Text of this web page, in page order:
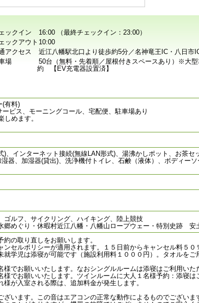
ックイン
16:00 （最終チェックイン：23:00）
ックアウト 10:00
アクセス
近江八幡駅北口より徒歩約5分／名神竜王IC・八日市
場
50台（無料・先着順／屋根付きスペースあり）※大
約 【EV充電器設置済】
(有料)
ビス、モーニングコール、宅配便、駐車場あり
めます。
、インターネット接続(無線LAN形式)、湯沸かしポット、お茶
器、加湿器(貸出)、洗浄機付トイレ、石鹸（液体）、ボディー
ゴルフ、サイクリング、ハイキング、陸上競技
郷めぐり・休暇村近江八幡・八幡山ロープウェー・特別史跡 安
の取り直しをお願いします。
ンセルポリシーが適用されます。１５日前からキャンセル料５０
就学児は添寝が可能です（施設利用料１０００円）。タオルを
でお願いいたします。なおシングルルームは添寝はご利用いた
でお願いいたします。ツインルームに大人１名様予約：添寝は
が入室される際は、追加料金が発生します。
います。この音はエアコンの正常な動作によるものでございま